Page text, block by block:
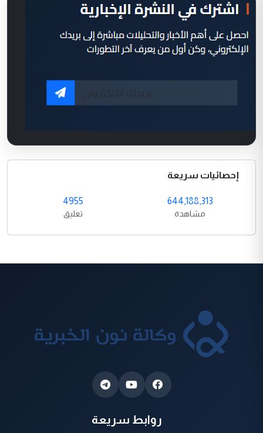
إحصائيات سريعة
644,188,313
مشاهدة
4955
تعليق
روابط سريعة